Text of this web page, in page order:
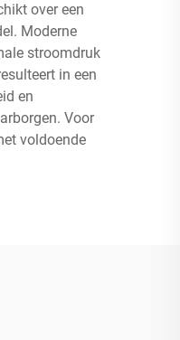
over een
Moderne
stroomdruk
in een
en
Voor
voldoende